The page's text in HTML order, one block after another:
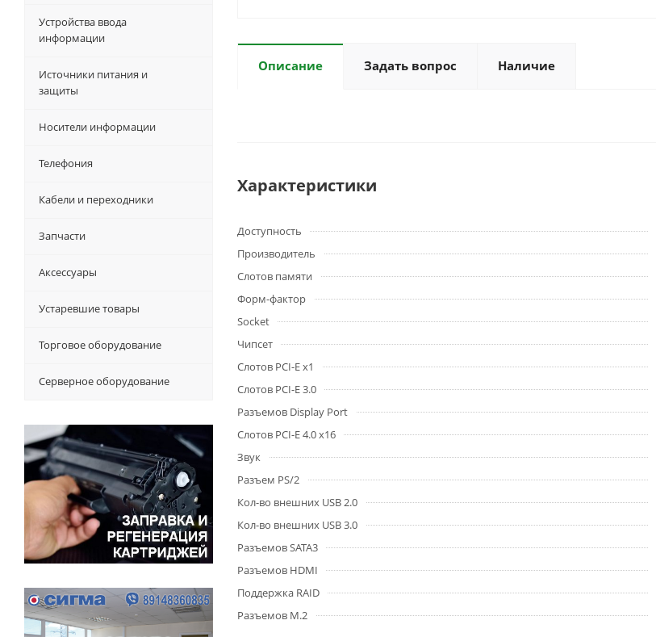
Описание Задать вопрос Наличие
Характеристики
Доступность
Производитель
Слотов памяти
Форм-фактор
Socket
Чипсет
Слотов PCI-E x1
Слотов PCI-E 3.0
Разъемов Display Port
Слотов PCI-E 4.0 x16
Звук
Разъем PS/2
Кол-во внешних USB 2.0
Кол-во внешних USB 3.0
Разъемов SATA3
Разъемов HDMI
Поддержка RAID
Разъемов M.2
Устройства ввода
информации
Источники питания и
защиты
Носители информации
Телефония
Кабели и переходники
Запчасти
Аксессуары
Устаревшие товары
Торговое оборудование
Серверное оборудование